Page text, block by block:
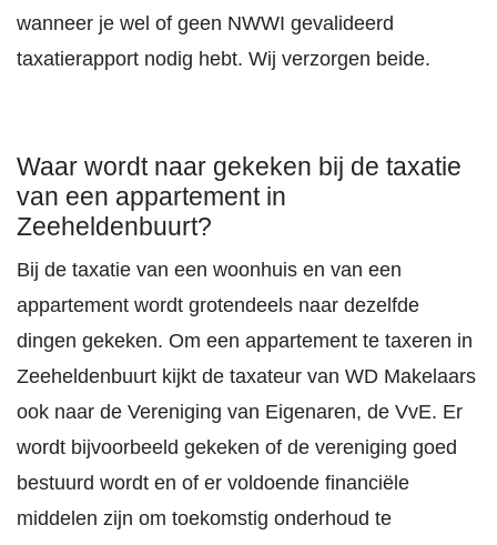
wanneer je wel of geen NWWI gevalideerd
taxatierapport nodig hebt. Wij verzorgen beide.
Waar wordt naar gekeken bij de taxatie
van een appartement in
Zeeheldenbuurt?
Bij de taxatie van een woonhuis en van een
appartement wordt grotendeels naar dezelfde
dingen gekeken. Om een appartement te taxeren in
Zeeheldenbuurt kijkt de taxateur van WD Makelaars
ook naar de Vereniging van Eigenaren, de VvE. Er
wordt bijvoorbeeld gekeken of de vereniging goed
bestuurd wordt en of er voldoende financiële
middelen zijn om toekomstig onderhoud te